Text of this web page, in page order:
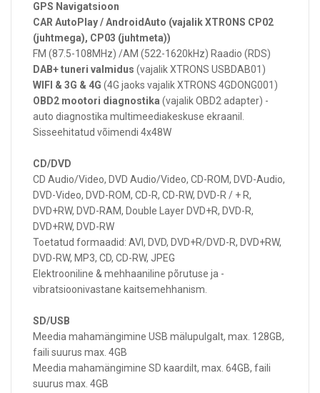
GPS Navigatsioon
CAR AutoPlay / AndroidAuto (vajalik XTRONS CP02
(juhtmega), CP03 (juhtmeta))
FM (87.5-108MHz) /AM (522-1620kHz) Raadio (RDS)
DAB+ tuneri valmidus (vajalik XTRONS USBDAB01)
WIFI & 3G & 4G (4G jaoks vajalik XTRONS 4GDONG001)
OBD2 mootori diagnostika (vajalik OBD2 adapter) -
auto diagnostika multimeediakeskuse ekraanil.
Sisseehitatud võimendi 4x48W
CD/DVD
CD Audio/Video, DVD Audio/Video, CD-ROM, DVD-Audio,
DVD-Video, DVD-ROM, CD-R, CD-RW, DVD-R / + R,
DVD+RW, DVD-RAM, Double Layer DVD+R, DVD-R,
DVD+RW, DVD-RW
Toetatud formaadid: AVI, DVD, DVD+R/DVD-R, DVD+RW,
DVD-RW, MP3, CD, CD-RW, JPEG
Elektrooniline & mehhaaniline põrutuse ja -
vibratsioonivastane kaitsemehhanism.
SD/USB
Meedia mahamängimine USB mälupulgalt, max. 128GB,
faili suurus max. 4GB
Meedia mahamängimine SD kaardilt, max. 64GB, faili
suurus max. 4GB